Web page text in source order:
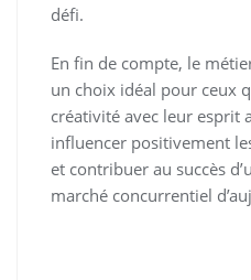
défi.
En fin de compte, le
un choix idéal pour ceux
créativité avec leur esprit
influencer positivement
et contribuer au succès
marché concurrentiel